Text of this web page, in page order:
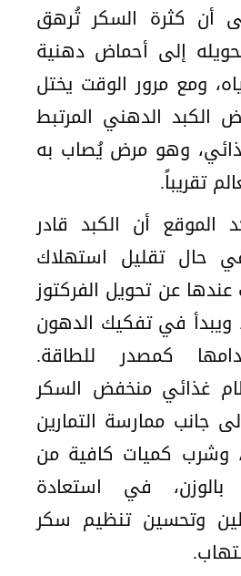
أن كثرة السكر تُرهق
إلى أحماض دهنية
ومع مرور الوقت يختل
الكبد الدهني المرتبط
وهو مرض يُصاب به
تقريباً.
الموقع أن الكبد قادر
حال تقليل استهلاك
عن تحويل الفركتوز
ويبدأ في تفكيك الدهون
كمصدر للطاقة.
غذائي منخفض السكر
جانب ممارسة التمارين
وشرب كميات كافية من
بالوزن، في استعادة
وتحسين تنظيم سكر